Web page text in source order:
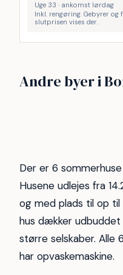
Uge 33 · ankomst lørdag
Inkl. rengøring. Gebyrer
slutprisen vises der.
Andre byer i
18
Årsdale
Allinge-Sandvig
Der er 6
Husene udlejes fra
og med plads til op
hus dækker
større selskaber. Alle
har opvaskemaskine.